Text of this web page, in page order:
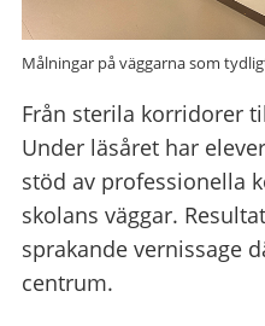
Målningar på väggarna som
Från sterila korridorer
Under läsåret har
stöd av professionella
skolans väggar.
sprakande vernissage
centrum.